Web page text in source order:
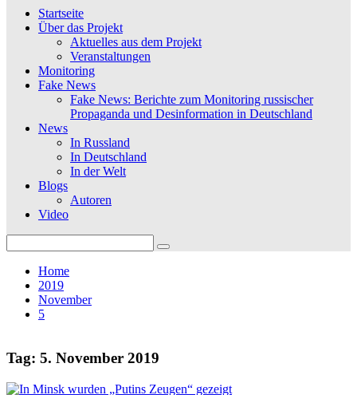
Startseite
Über das Projekt
Aktuelles aus dem Projekt
Veranstaltungen
Monitoring
Fake News
Fake News: Berichte zum Monitoring russischer
Propaganda und Desinformation in Deutschland
News
In Russland
In Deutschland
In der Welt
Blogs
Autoren
Video
for:
Home
2019
November
5
Tag: 5. November 2019